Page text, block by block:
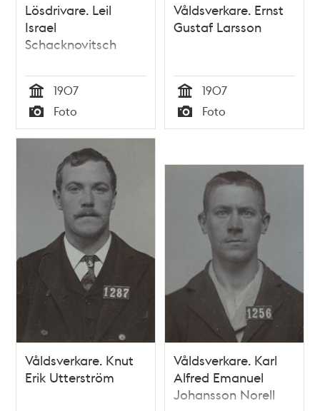
Lösdrivare. Leil
Israel
Schacknovitsch
Tid
1907
Typ
Foto
Våldsverkare. Ernst
Gustaf Larsson
Tid
1907
Typ
Foto
Våldsverkare. Knut
Erik Utterström
Våldsverkare. Karl
Alfred Emanuel
Johansson Norell